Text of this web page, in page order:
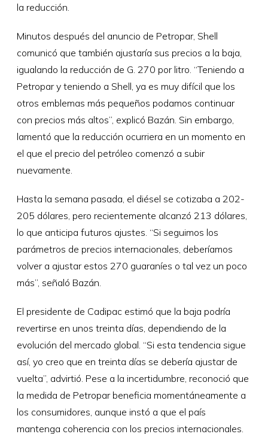
la reducción.
Minutos después del anuncio de Petropar, Shell
comunicó que también ajustaría sus precios a la baja,
igualando la reducción de G. 270 por litro. “Teniendo a
Petropar y teniendo a Shell, ya es muy difícil que los
otros emblemas más pequeños podamos continuar
con precios más altos”, explicó Bazán. Sin embargo,
lamentó que la reducción ocurriera en un momento en
el que el precio del petróleo comenzó a subir
nuevamente.
Hasta la semana pasada, el diésel se cotizaba a 202-
205 dólares, pero recientemente alcanzó 213 dólares,
lo que anticipa futuros ajustes. “Si seguimos los
parámetros de precios internacionales, deberíamos
volver a ajustar estos 270 guaraníes o tal vez un poco
más”, señaló Bazán.
El presidente de Cadipac estimó que la baja podría
revertirse en unos treinta días, dependiendo de la
evolución del mercado global. “Si esta tendencia sigue
así, yo creo que en treinta días se debería ajustar de
vuelta”, advirtió. Pese a la incertidumbre, reconoció que
la medida de Petropar beneficia momentáneamente a
los consumidores, aunque instó a que el país
mantenga coherencia con los precios internacionales.